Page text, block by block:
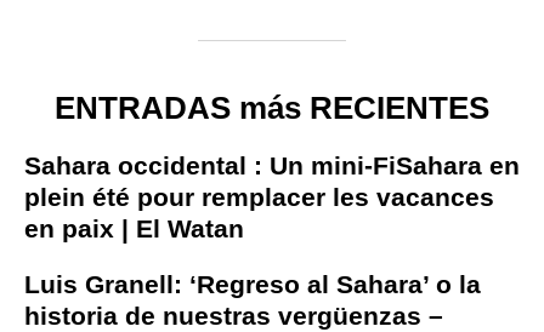
ENTRADAS más RECIENTES
Sahara occidental : Un mini-FiSahara en
plein été pour remplacer les vacances
en paix | El Watan
Luis Granell: ‘Regreso al Sahara’ o la
historia de nuestras vergüenzas –